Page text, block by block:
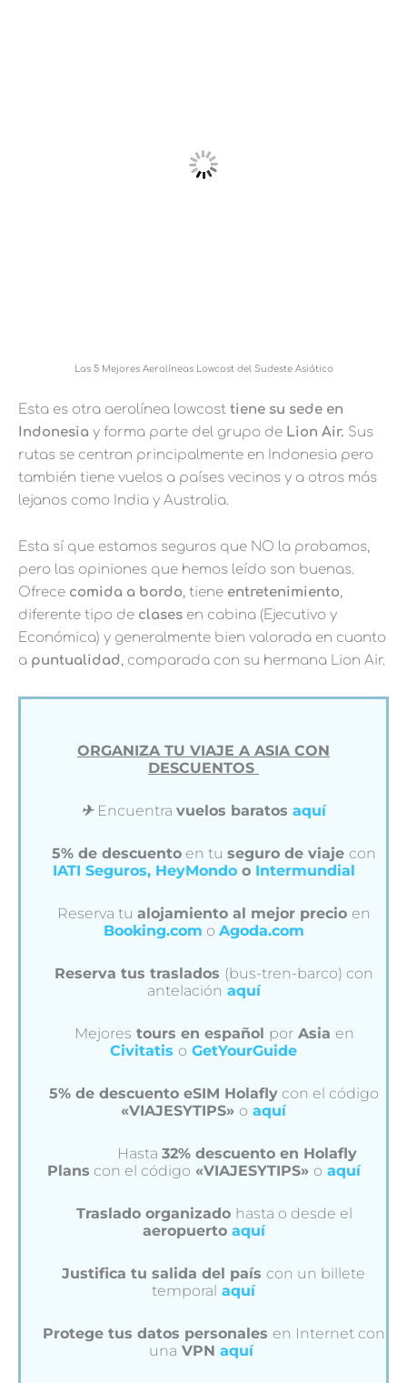
Las 5 Mejores Aerolíneas Lowcost del Sudeste Asiático
Esta es otra aerolínea lowcost tiene su sede en
Indonesia y forma parte del grupo de Lion Air. Sus
rutas se centran principalmente en Indonesia pero
también tiene vuelos a países vecinos y a otros más
lejanos como India y Australia.
Esta sí que estamos seguros que NO la probamos,
pero las opiniones que hemos leído son buenas.
Ofrece comida a bordo, tiene entretenimiento,
diferente tipo de clases en cabina (Ejecutivo y
Económica) y generalmente bien valorada en cuanto
a puntualidad, comparada con su hermana Lion Air.
ORGANIZA TU VIAJE A ASIA CON
DESCUENTOS
✈︎ Encuentra vuelos baratos aquí
5% de descuento en tuseguro de viaje con
IATI Seguros, HeyMondo o Intermundial
Reserva tu alojamiento al mejor precio en
Booking.com o Agoda.com
Reserva tus traslados (bus-tren-barco) con
antelación aquí
Mejores tours en español porAsia en
Civitatis o GetYourGuide
5% de descuento eSIM Holafly con el código
«VIAJESYTIPS» o aquí
Hasta32% descuento en Holafly
Plans con el código «VIAJESYTIPS» o aquí
Traslado organizado hasta o desde el
aeropuerto aquí
Justifica tu salida del país con un billete
temporal aquí
Protege tus datos personales en Internet con
una VPN aquí